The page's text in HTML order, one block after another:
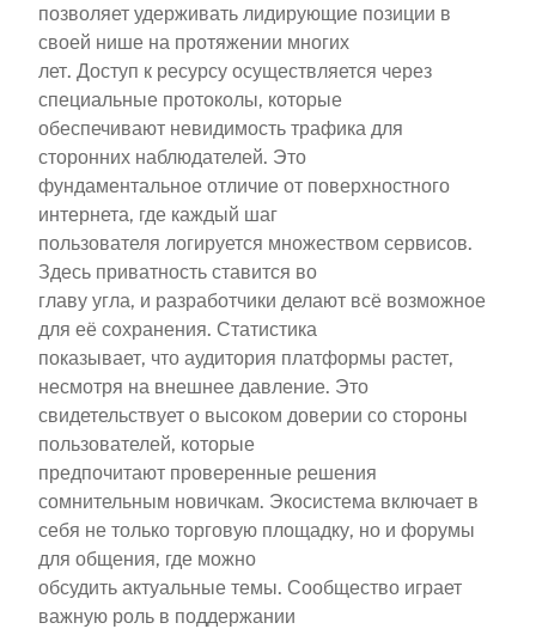
позволяет удерживать лидирующие позиции в
своей нише на протяжении многих
лет. Доступ к ресурсу осуществляется через
специальные протоколы, которые
обеспечивают невидимость трафика для
сторонних наблюдателей. Это
фундаментальное отличие от поверхностного
интернета, где каждый шаг
пользователя логируется множеством сервисов.
Здесь приватность ставится во
главу угла, и разработчики делают всё возможное
для её сохранения. Статистика
показывает, что аудитория платформы растет,
несмотря на внешнее давление. Это
свидетельствует о высоком доверии со стороны
пользователей, которые
предпочитают проверенные решения
сомнительным новичкам. Экосистема включает в
себя не только торговую площадку, но и форумы
для общения, где можно
обсудить актуальные темы. Сообщество играет
важную роль в поддержании